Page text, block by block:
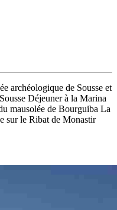
archéologique de Sousse et
Déjeuner à la Marina
mausolée de Bourguiba La
sur le Ribat de Monastir